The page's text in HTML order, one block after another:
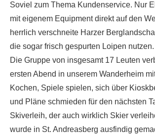
Soviel zum Thema Kundenservice. Nur
mit eigenem Equipment direkt auf den
herrlich verschneite Harzer
die sogar frisch gespurten Loipen nutzen.
Die Gruppe von insgesamt 17 Leuten
ersten Abend in unserem Wanderheim
Kochen, Spiele spielen, sich über
und Pläne schmieden für den nächsten
Skiverleih, der auch wirklich Skier
wurde in St. Andreasberg ausfindig